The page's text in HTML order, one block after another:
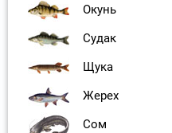
Окунь
Судак
Щука
Жерех
Сом